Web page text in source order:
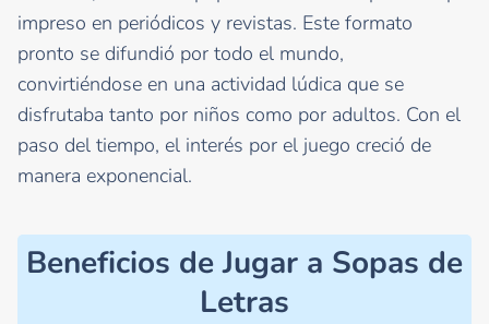
impreso en periódicos y revistas. Este formato
pronto se difundió por todo el mundo,
convirtiéndose en una actividad lúdica que se
disfrutaba tanto por niños como por adultos. Con el
paso del tiempo, el interés por el juego creció de
manera exponencial.
Beneficios de Jugar a Sopas de
Letras